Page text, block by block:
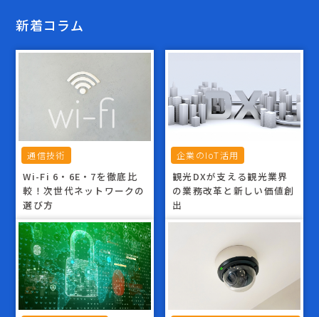
新着コラム
通信技術
Wi-Fi 6・6E・7を徹底比
較！次世代ネットワークの
選び方
企業のIoT活用
観光DXが支える観光業界
の業務改革と新しい価値創
出